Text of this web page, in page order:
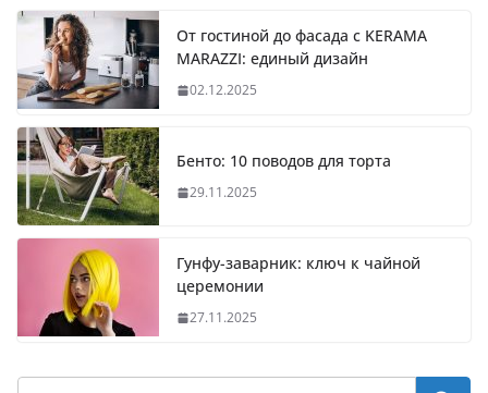
От гостиной до фасада с KERAMA
MARAZZI: единый дизайн
02.12.2025
Бенто: 10 поводов для торта
29.11.2025
Гунфу-заварник: ключ к чайной
церемонии
27.11.2025